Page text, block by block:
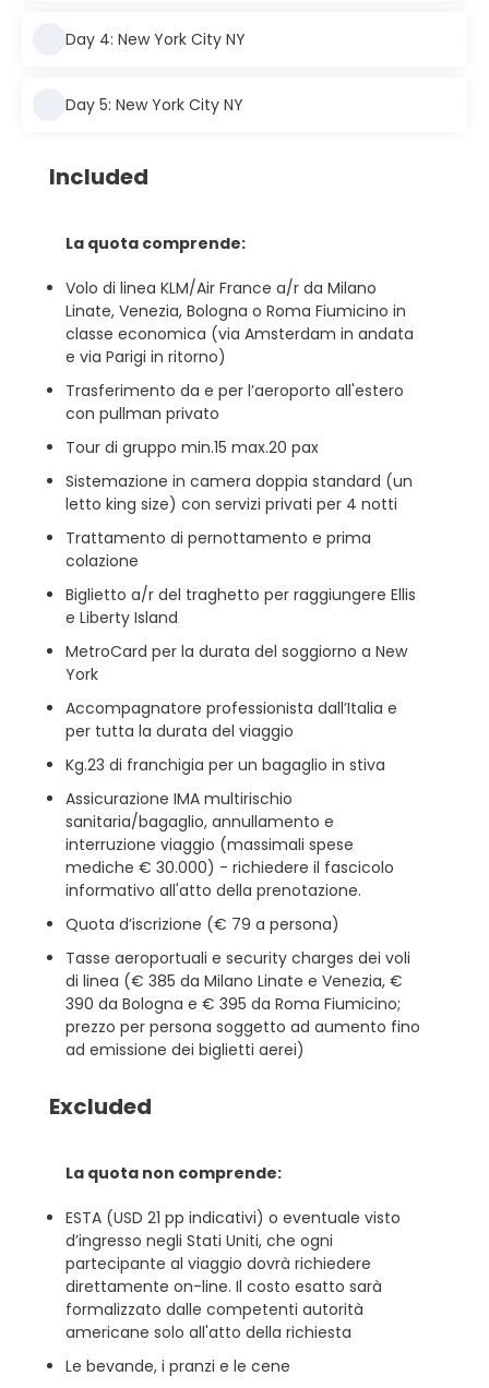
Day 4: New York City NY
Day 5: New York City NY
Included
La quota comprende:
Volo di linea KLM/Air France a/r da Milano
Linate, Venezia, Bologna o Roma Fiumicino in
classe economica (via Amsterdam in andata
e via Parigi in ritorno)
Trasferimento da e per l’aeroporto all'estero
con pullman privato
Tour di gruppo min.15 max.20 pax
Sistemazione in camera doppia standard (un
letto king size) con servizi privati per 4 notti
Trattamento di pernottamento e prima
colazione
Biglietto a/r del traghetto per raggiungere Ellis
e Liberty Island
MetroCard per la durata del soggiorno a New
York
Accompagnatore professionista dall’Italia e
per tutta la durata del viaggio
Kg.23 di franchigia per un bagaglio in stiva
Assicurazione IMA multirischio
sanitaria/bagaglio, annullamento e
interruzione viaggio (massimali spese
mediche € 30.000) - richiedere il fascicolo
informativo all'atto della prenotazione.
Quota d’iscrizione (€ 79 a persona)
Tasse aeroportuali e security charges dei voli
di linea (€ 385 da Milano Linate e Venezia, €
390 da Bologna e € 395 da Roma Fiumicino;
prezzo per persona soggetto ad aumento fino
ad emissione dei biglietti aerei)
Excluded
La quota non comprende:
ESTA (USD 21 pp indicativi) o eventuale visto
d’ingresso negli Stati Uniti, che ogni
partecipante al viaggio dovrà richiedere
direttamente on-line. Il costo esatto sarà
formalizzato dalle competenti autorità
americane solo all'atto della richiesta
Le bevande, i pranzi e le cene